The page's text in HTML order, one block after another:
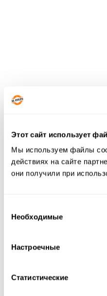
Этот сайт использует
Мы используем файлы
действиях на сайте
они получили при
согласия
Необходимые
Настроечные
Статистические